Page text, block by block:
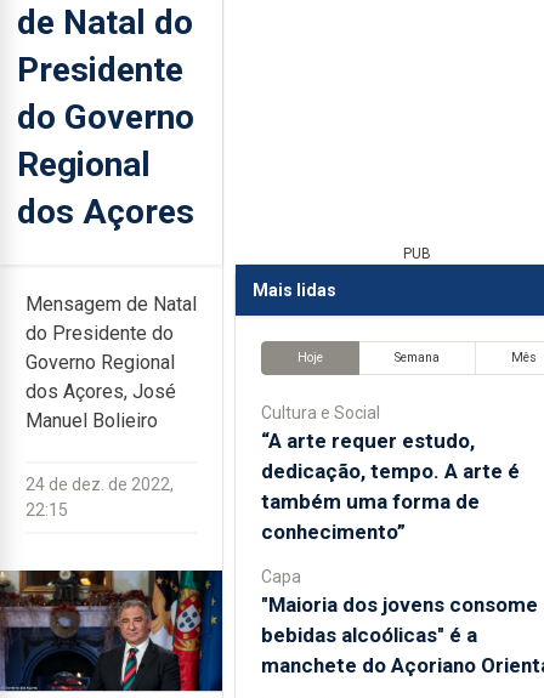
de Natal do
Presidente
do Governo
Regional
dos Açores
Mensagem de Natal
do Presidente do
Governo Regional
dos Açores, José
Manuel Bolieiro
24 de dez. de 2022,
22:15
PUB
Mais lidas
Hoje Semana Mês
Cultura e Social
“A arte requer estudo,
dedicação, tempo. A arte é
também uma forma de
conhecimento”
Capa
"Maioria dos jovens consome
bebidas alcoólicas" é a
manchete do Açoriano